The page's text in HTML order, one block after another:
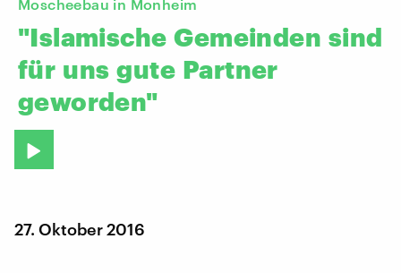
Moscheebau in Monheim
"Islamische Gemeinden sind
für uns gute Partner
geworden"
27. Oktober 2016